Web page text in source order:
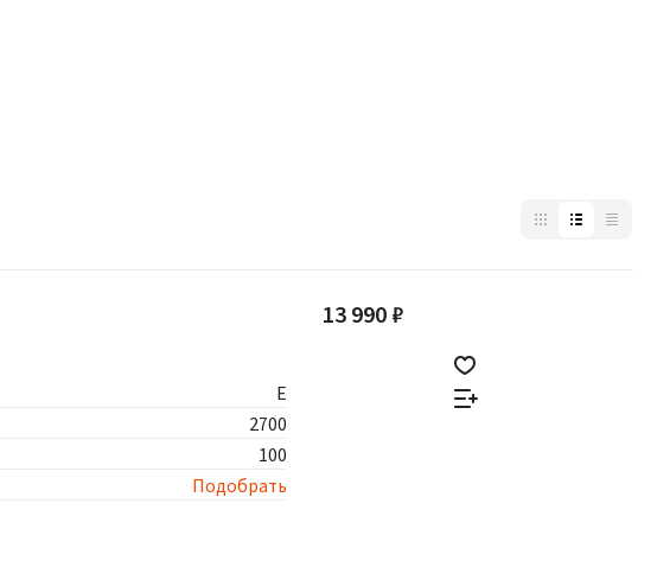
E
2700
100
Подобрать
13 990 ₽